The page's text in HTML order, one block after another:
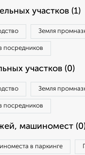
участков (1)
Земля
посредников
участков (0)
Земля
посредников
машиномест
в паркинге